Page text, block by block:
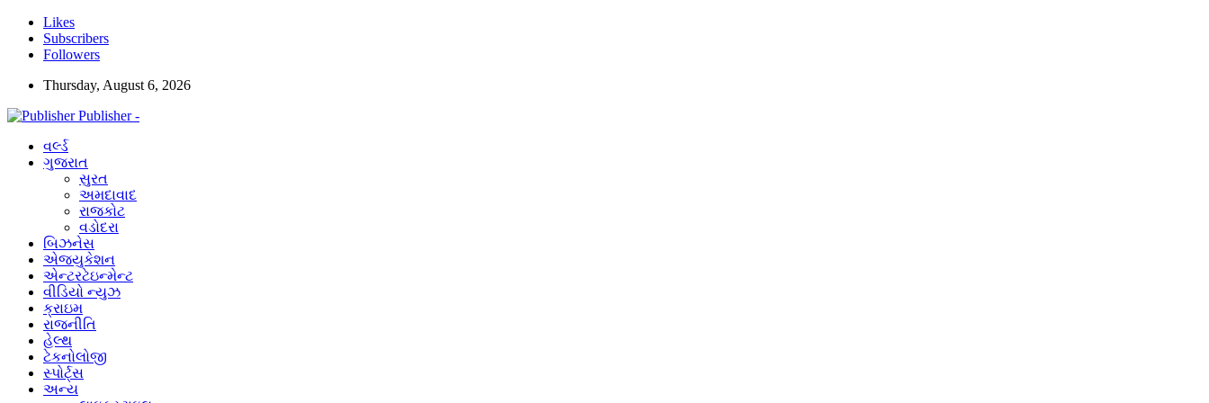
Likes
Subscribers
Followers
Thursday, August 6, 2026
Publisher -
વર્લ્ડ
ગુજરાત
સુરત
અમદાવાદ
રાજકોટ
વડોદરા
બિઝનેસ
એજ્યુકેશન
એન્ટરટેઇન્મેન્ટ
વીડિયો ન્યુઝ
ક્રાઇમ
રાજનીતિ
હેલ્થ
ટેકનોલોજી
સ્પોર્ટ્સ
અન્ય